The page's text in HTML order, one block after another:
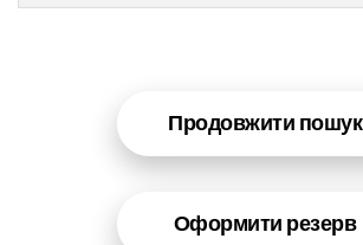
Продовжити пошук
Оформити резерв